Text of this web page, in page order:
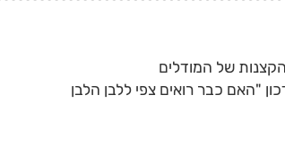
של המודלים
"האם כבר רואים צפי ללבן הלבן